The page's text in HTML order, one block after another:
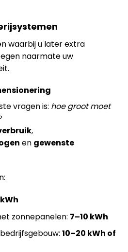
waarbij u later extra
naarmate uw
vragen is: hoe groot moet
,
en gewenste
zonnepanelen: 7–10 kWh
10–20 kWh of